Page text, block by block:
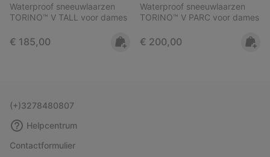
Waterproof sneeuwlaarzen
TORINO™ V TALL voor dames
Regular price:
€ 185,00
Waterproof sneeuwlaarzen
TORINO™ V PARC voor dames
Regular price:
€ 200,00
(+)3278480807
Helpcentrum
Contactformulier